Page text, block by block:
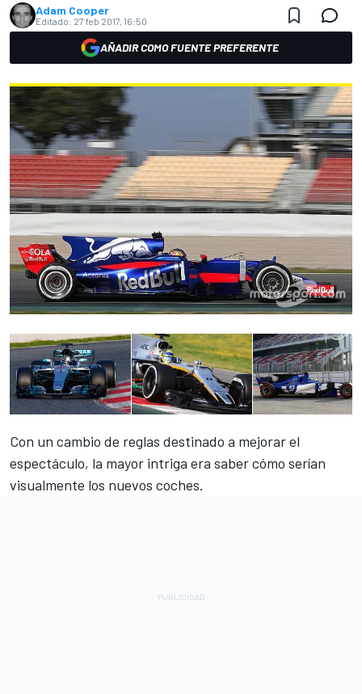
Adam Cooper
Editado: 27 feb 2017, 16:50
AÑADIR COMO FUENTE PREFERENTE
Con un cambio de reglas destinado a mejorar el
espectáculo, la mayor intriga era saber cómo serían
visualmente los nuevos coches.